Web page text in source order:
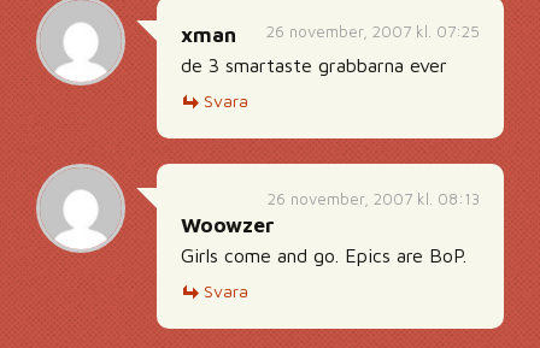
26 november, 2007 kl. 07:25
xman
de 3 smartaste grabbarna ever
Svara
26 november, 2007 kl. 08:13
Woowzer
Girls come and go. Epics are BoP.
Svara